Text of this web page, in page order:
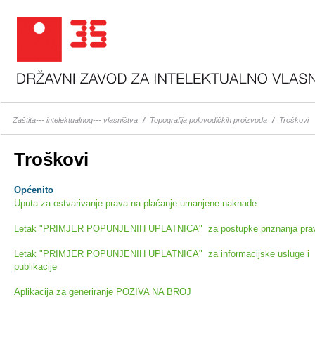
Zaštita--- intelektualnog--- vlasništva / Topografija poluvodičkih proizvoda / Troškovi
Troškovi
Općenito
Uputa za ostvarivanje prava na plaćanje umanjene naknade
Letak "PRIMJER POPUNJENIH UPLATNICA" za postupke priznanja
Letak "PRIMJER POPUNJENIH UPLATNICA" za informacijske usluge i
publikacije
Aplikacija za generiranje POZIVA NA BROJ